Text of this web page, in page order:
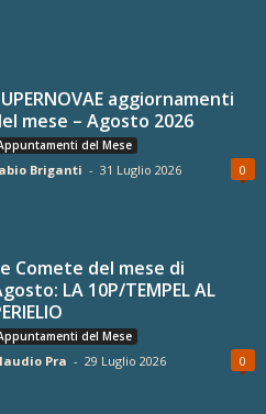
aggiornamenti
mese – Agosto 2026
del Mese
Briganti - 31 Luglio 2026 0
Comete del mese di
LA 10P/TEMPEL AL
del Mese
Pra - 29 Luglio 2026 0